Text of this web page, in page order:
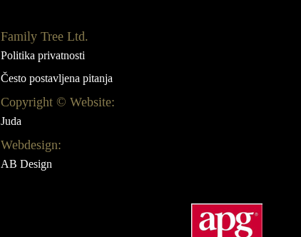
Family Tree Ltd.
Politika privatnosti
Često postavljena pitanja
Copyright © Website:
Juda
Webdesign:
AB Design